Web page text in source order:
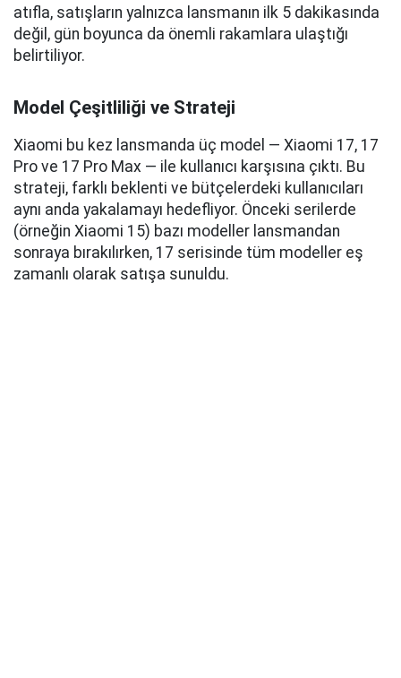
atıfla, satışların yalnızca lansmanın ilk 5 dakikasında
değil, gün boyunca da önemli rakamlara ulaştığı
belirtiliyor.
Model Çeşitliliği ve Strateji
Xiaomi bu kez lansmanda üç model — Xiaomi 17, 17
Pro ve 17 Pro Max — ile kullanıcı karşısına çıktı. Bu
strateji, farklı beklenti ve bütçelerdeki kullanıcıları
aynı anda yakalamayı hedefliyor. Önceki serilerde
(örneğin Xiaomi 15) bazı modeller lansmandan
sonraya bırakılırken, 17 serisinde tüm modeller eş
zamanlı olarak satışa sunuldu.